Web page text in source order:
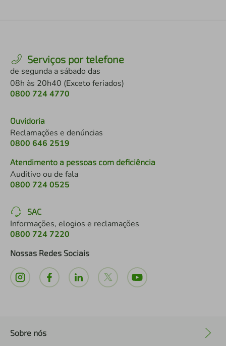
Serviços por telefone
de segunda a sábado das
08h às 20h40 (Exceto feriados)
0800 724 4770
Ouvidoria
Reclamações e denúncias
0800 646 2519
Atendimento a pessoas com deficiência
Auditivo ou de fala
0800 724 0525
SAC
Informações, elogios e reclamações
0800 724 7220
Nossas Redes Sociais
Sobre nós